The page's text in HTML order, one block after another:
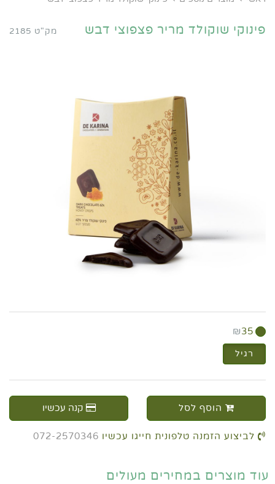
פינוקי שוקולד מריר פצפוצי דבש מק"ט 2185
₪35
רגיל
הוסף לסל קנה עכשיו
לביצוע הזמנה טלפונית חייגו עכשיו 072-2570346
עוד מוצרים במחירים מעולים